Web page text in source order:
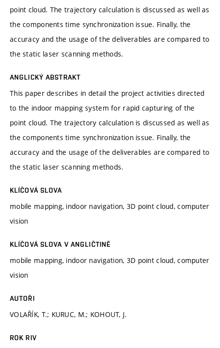
point cloud. The trajectory calculation is discussed as well as
the components time synchronization issue. Finally, the
accuracy and the usage of the deliverables are compared to
the static laser scanning methods.
ANGLICKÝ ABSTRAKT
This paper describes in detail the project activities directed
to the indoor mapping system for rapid capturing of the
point cloud. The trajectory calculation is discussed as well as
the components time synchronization issue. Finally, the
accuracy and the usage of the deliverables are compared to
the static laser scanning methods.
KLÍČOVÁ SLOVA
mobile mapping, indoor navigation, 3D point cloud, computer
vision
KLÍČOVÁ SLOVA V ANGLIČTINĚ
mobile mapping, indoor navigation, 3D point cloud, computer
vision
AUTOŘI
VOLAŘÍK, T.; KURUC, M.; KOHOUT, J.
ROK RIV